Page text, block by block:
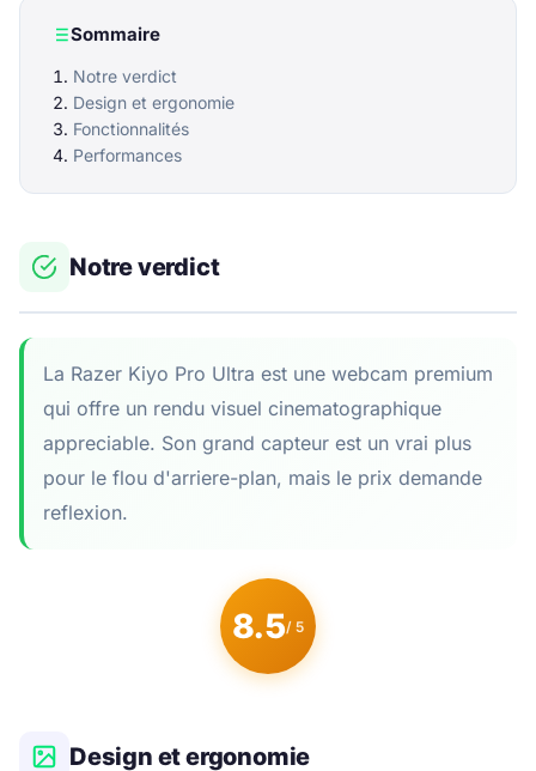
Sommaire
Notre verdict
Design et ergonomie
Fonctionnalités
Performances
Notre verdict
La Razer Kiyo Pro Ultra est une webcam premium
qui offre un rendu visuel cinematographique
appreciable. Son grand capteur est un vrai plus
pour le flou d'arriere-plan, mais le prix demande
reflexion.
8.5/ 5
Design et ergonomie